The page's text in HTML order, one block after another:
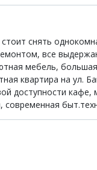
снять
все
мебель,
квартира на ул.
доступности